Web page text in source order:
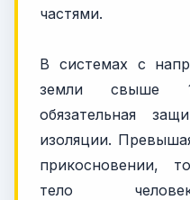
частями.
В системах с
земли свыше
обязательная
изоляции.
прикосновении,
тело